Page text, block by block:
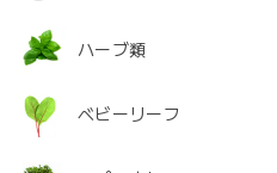
ハーブ類
ベビーリーフ